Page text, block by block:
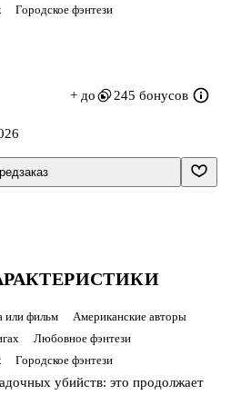
Городское фэнтези
еще один важный выбор —
и их исконными врагами —
+ до 245 бонусов
или фильм
Американские авторы
Любовное фэнтези
Городское фэнтези
убийств: это продолжает